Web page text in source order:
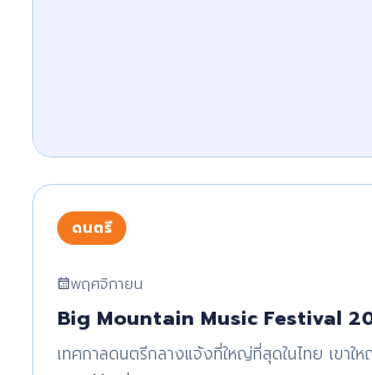
ดนตรี
พฤศจิกายน
Big Mountain Music Festival
เทศกาลดนตรีกลางแจ้งที่ใหญ่ที่สุดในไทย เขาใ